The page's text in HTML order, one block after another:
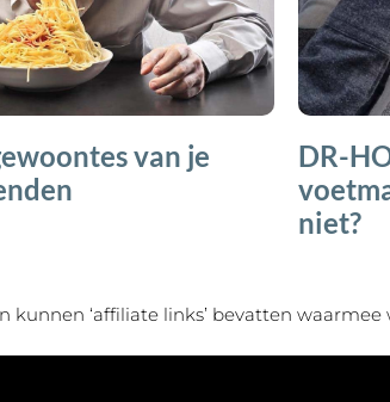
van je
DR-
niet?
kunnen ‘affiliate links’ bevatten